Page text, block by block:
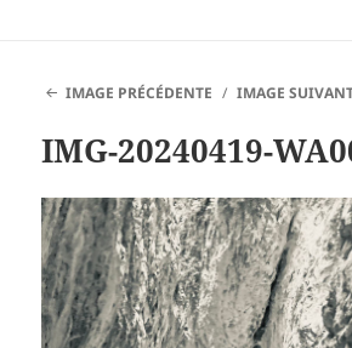
IMAGE PRÉCÉDENTE IMAGE
IMG-20240419-